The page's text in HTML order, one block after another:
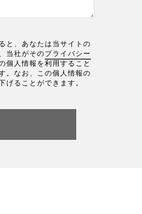
と、あなたは当サイトの
当社がそのプライバシー
個人情報を利用すること
。なお、この個人情報の
げることができます。